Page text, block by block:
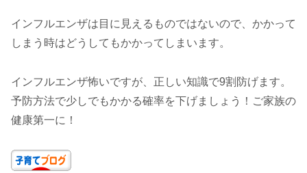
インフルエンザは目に見えるものではないので、かかって
しまう時はどうしてもかかってしまいます。
インフルエンザ怖いですが、正しい知識で9割防げます。
予防方法で少しでもかかる確率を下げましょう！ご家族の
健康第一に！